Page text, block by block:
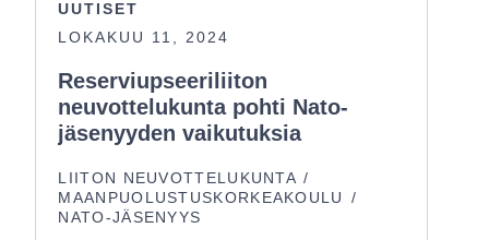
UUTISET
LOKAKUU 11, 2024
Reserviupseeriliiton
neuvottelukunta pohti Nato-
jäsenyyden vaikutuksia
LIITON NEUVOTTELUKUNTA
MAANPUOLUSTUSKORKEAKOULU
NATO-JÄSENYYS